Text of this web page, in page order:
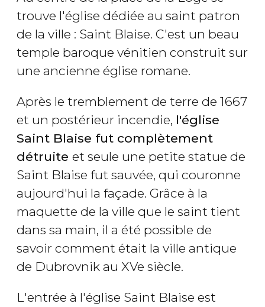
trouve l'église dédiée au saint patron
de la ville : Saint Blaise. C'est un beau
temple baroque vénitien construit sur
une ancienne église romane.
Après le tremblement de terre de 1667
et un postérieur incendie, l'église
Saint Blaise fut complètement
détruite et seule une petite statue de
Saint Blaise fut sauvée, qui couronne
aujourd'hui la façade. Grâce à la
maquette de la ville que le saint tient
dans sa main, il a été possible de
savoir comment était la ville antique
de Dubrovnik au XVe siècle.
L'entrée à l'église Saint Blaise est